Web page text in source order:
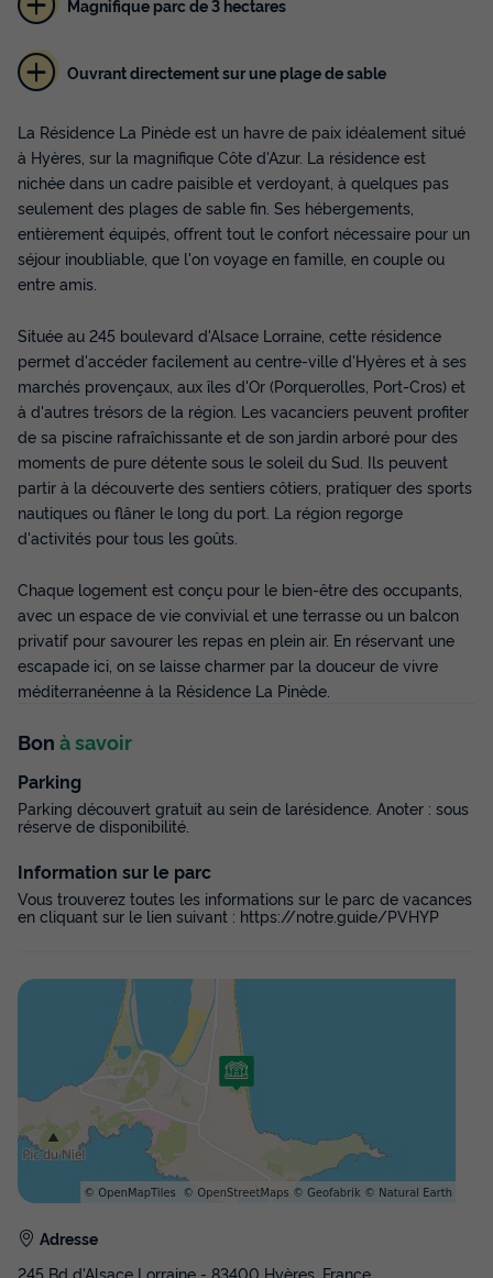
Magnifique parc de 3 hectares
Ouvrant directement sur une plage de sable
La Résidence La Pinède est un havre de paix idéalement situé
à Hyères, sur la magnifique Côte d'Azur. La résidence est
nichée dans un cadre paisible et verdoyant, à quelques pas
seulement des plages de sable fin. Ses hébergements,
entièrement équipés, offrent tout le confort nécessaire pour un
séjour inoubliable, que l'on voyage en famille, en couple ou
entre amis.
Située au 245 boulevard d'Alsace Lorraine, cette résidence
permet d'accéder facilement au centre-ville d'Hyères et à ses
marchés provençaux, aux îles d'Or (Porquerolles, Port-Cros) et
à d'autres trésors de la région. Les vacanciers peuvent profiter
de sa piscine rafraîchissante et de son jardin arboré pour des
moments de pure détente sous le soleil du Sud. Ils peuvent
partir à la découverte des sentiers côtiers, pratiquer des sports
nautiques ou flâner le long du port. La région regorge
d'activités pour tous les goûts.
Chaque logement est conçu pour le bien-être des occupants,
avec un espace de vie convivial et une terrasse ou un balcon
privatif pour savourer les repas en plein air. En réservant une
escapade ici, on se laisse charmer par la douceur de vivre
méditerranéenne à la Résidence La Pinède.
Bon à savoir
Parking
Parking découvert gratuit au sein de larésidence. Anoter : sous
réserve de disponibilité.
Information sur le parc
Vous trouverez toutes les informations sur le parc de vacances
en cliquant sur le lien suivant : https://notre.guide/PVHYP
Adresse
245 Bd d'Alsace Lorraine - 83400 Hyères, France